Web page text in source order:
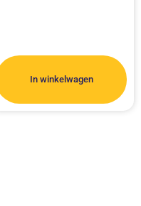
In winkelwagen